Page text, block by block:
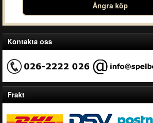
Ångra köp
Kontakta oss
Frakt